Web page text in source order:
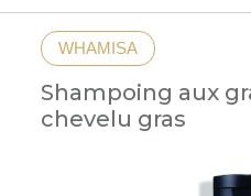
WHAMISA
Shampoing aux
chevelu gras